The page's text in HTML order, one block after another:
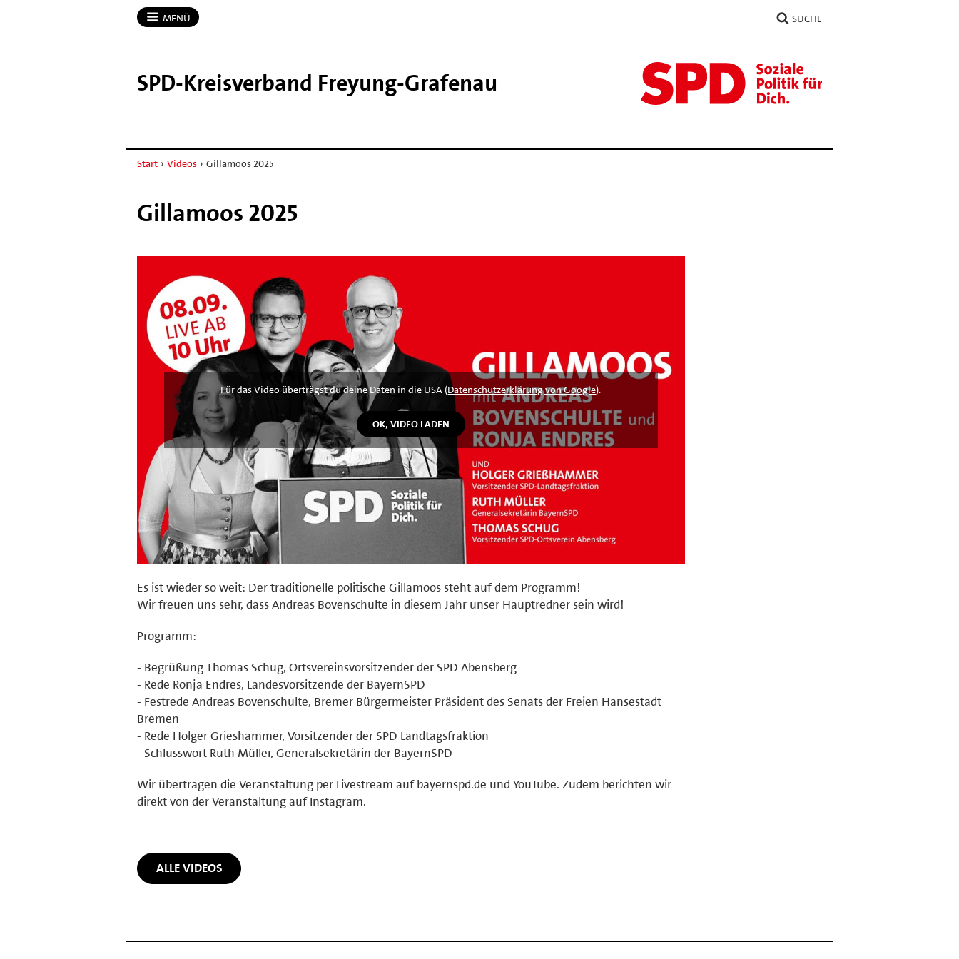
MENÜ SUCHE
SPD-​Kreisverband Freyung-​Grafenau
Start › Videos › Gillamoos 2025
Gillamoos 2025
Für das Video überträgst du deine Daten in die USA (Datenschutzerklärung von Google).
Es ist wieder so weit: Der traditionelle politische Gillamoos steht auf dem Programm!
Wir freuen uns sehr, dass Andreas Bovenschulte in diesem Jahr unser Hauptredner sein wird!
Programm:
- Begrüßung Thomas Schug, Ortsvereinsvorsitzender der SPD Abensberg
- Rede Ronja Endres, Landesvorsitzende der BayernSPD
- Festrede Andreas Bovenschulte, Bremer Bürgermeister Präsident des Senats der Freien Hansestadt
Bremen
- Rede Holger Grieshammer, Vorsitzender der SPD Landtagsfraktion
- Schlusswort Ruth Müller, Generalsekretärin der BayernSPD
Wir übertragen die Veranstaltung per Livestream auf bayernspd.de und YouTube. Zudem berichten wir
direkt von der Veranstaltung auf Instagram.
ALLE VIDEOS